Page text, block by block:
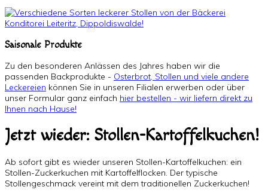
Saisonale Produkte
Zu den besonderen Anlässen des Jahres haben wir die
passenden Backprodukte - Osterbrot, Stollen und viele andere
Leckereien können Sie in unseren Filialen erwerben oder über
unser Formular ganz einfach hier bestellen - wir liefern direkt zu
Ihnen nach Hause!
Jetzt wieder: Stollen-Kartoffelkuchen!
Ab sofort gibt es wieder unseren Stollen-Kartoffelkuchen: ein
Stollen-Zuckerkuchen mit Kartoffelflocken. Der typische
Stollengeschmack vereint mit dem traditionellen Zuckerkuchen!